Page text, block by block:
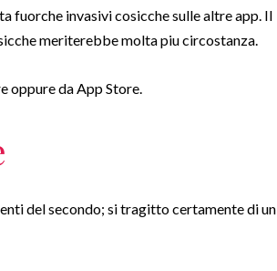
fuorche invasivi cosicche sulle altre app. Il
meriterebbe molta piu circostanza.
oppure da App Store.
del secondo; si tragitto certamente di un